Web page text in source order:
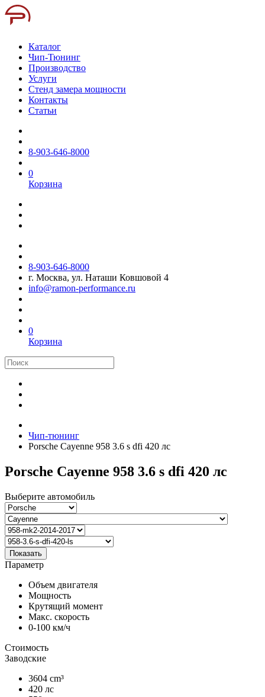
Каталог
Чип-Тюнинг
Производство
Услуги
Стенд замера мощности
Контакты
Статьи
8-903-646-8000
0
Корзина
8-903-646-8000
г. Москва, ул. Наташи Ковшовой 4
info@ramon-performance.ru
0
Корзина
Чип-тюнинг
Porsche Cayenne 958 3.6 s dfi 420 лс
Porsche Cayenne 958 3.6 s dfi 420 лс
Выберите автомобиль
Показать
Параметр
Объем двигателя
Мощность
Крутящий момент
Макс. скорость
0-100 км/ч
Стоимость
Заводские
3604 cm³
420 лс